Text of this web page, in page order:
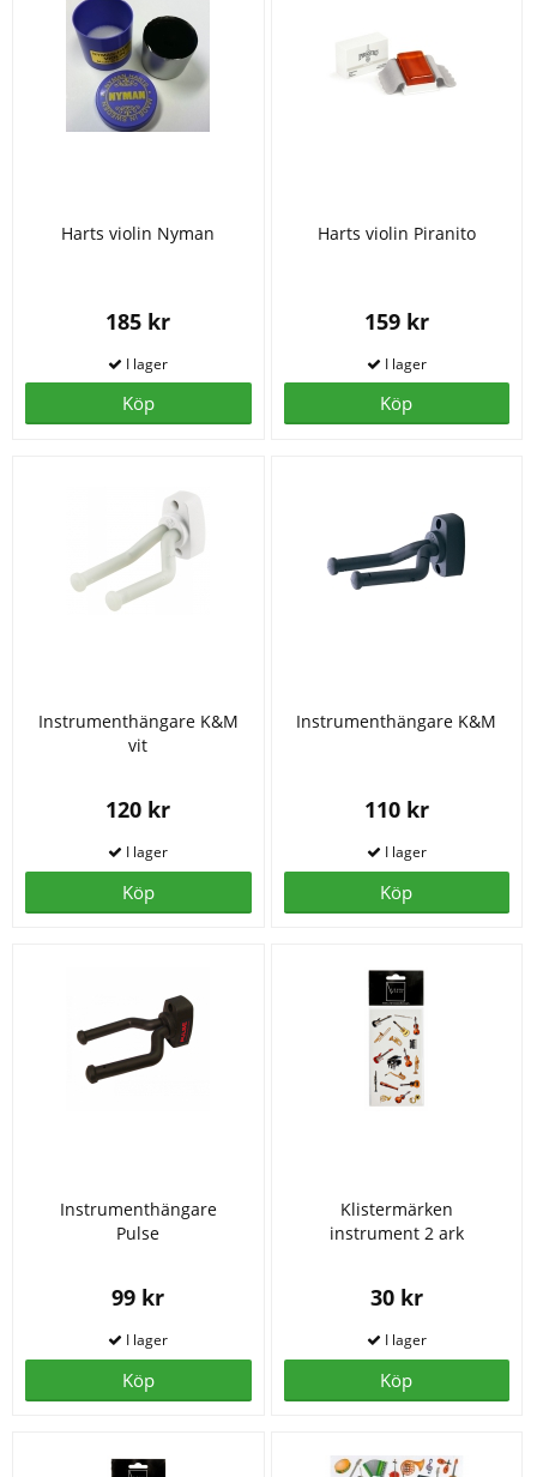
Harts violin Nyman
185 kr
Köp
Harts violin Piranito
159 kr
Köp
Instrumenthängare K&M
vit
120 kr
Köp
Instrumenthängare K&M
110 kr
Köp
Instrumenthängare
Pulse
99 kr
Köp
Klistermärken
instrument 2 ark
30 kr
Köp